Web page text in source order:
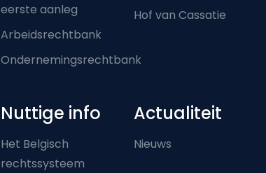
eerste aanleg
Arbeidsrechtbank
Ondernemingsrechtbank
Hof van Cassatie
Nuttige info
Het Belgisch
rechtssysteem
Actualiteit
Nieuws